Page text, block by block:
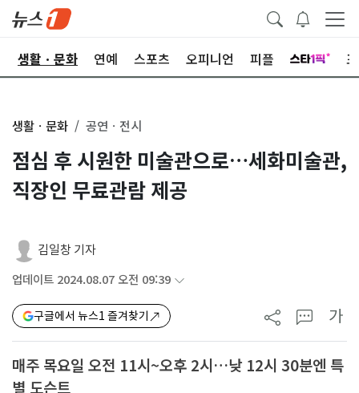
생활ㆍ문화 연예 스포츠 오피니언 피플
생활ㆍ문화 공연ㆍ전시
점심 후 시원한 미술관으로…세화미술관,
직장인 무료관람 제공
김일창 기자
업데이트 2024.08.07 오전 09:39
구글에서 뉴스1 즐겨찾기 가
매주 목요일 오전 11시~오후 2시…낮 12시 30분엔 특
별 도슨트